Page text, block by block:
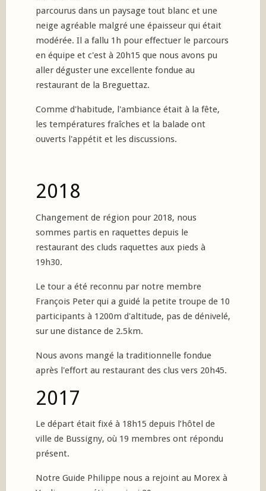
parcourus dans un paysage tout blanc et une
neige agréable malgré une épaisseur qui était
modérée. Il a fallu 1h pour effectuer le parcours
en équipe et c'est à 20h15 que nous avons pu
aller déguster une excellente fondue au
restaurant de la Breguettaz.
Comme d'habitude, l'ambiance était à la fête,
les températures fraîches et la balade ont
ouverts l'appétit et les discussions.
2018
Changement de région pour 2018, nous
sommes partis en raquettes depuis le
restaurant des cluds raquettes aux pieds à
19h30.
Le tour a été reconnu par notre membre
François Peter qui a guidé la petite troupe de 10
participants à 1200m d'altitude, pas de dénivelé,
sur une distance de 2.5km.
Nous avons mangé la traditionnelle fondue
après l'effort au restaurant des clus vers 20h45.
2017
Le départ était fixé à 18h15 depuis l’hôtel de
ville de Bussigny, où 19 membres ont répondu
présent.
Notre Guide Philippe nous a rejoint au Morex à